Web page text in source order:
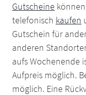
Gutscheine
telefonisch kaufen
Gutschein für
anderen
aufs Wochenende
Aufpreis möglich.
möglich. Eine